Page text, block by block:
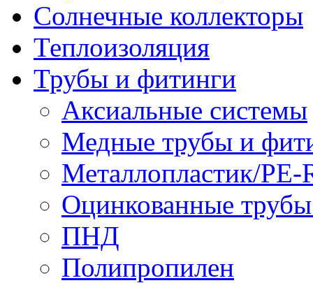
Солнечные коллекторы
Теплоизоляция
Трубы и фитинги
Аксиальные системы
Медные трубы и
Металлопластик/
Оцинкованные
ПНД
Полипропилен